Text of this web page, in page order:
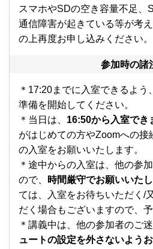
スマホやSDの空き容量不足、
通信障害が起きている等が考
の上再度お申し込みください。
参加時の諸
＊17:20までに入室できるよう
準備を開始してください。
＊当日は、 16:50から入室でき
がはじめての方やZoomへの接
の入室をお願いいたします。
＊途中からの入室は、他の参
ので、
時間厳守でお願いいたし
ては、入室をお待ちいただく/
だく場合もございますので、
＊講義中は、他の参加者のご
ュートの設定を外さないよう